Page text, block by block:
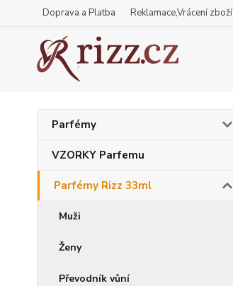
Doprava a Platba Reklamace,Vrácení zboží
Parfémy
VZORKY Parfemu
Parfémy Rizz 33ml
Muži
Ženy
Převodník vůní